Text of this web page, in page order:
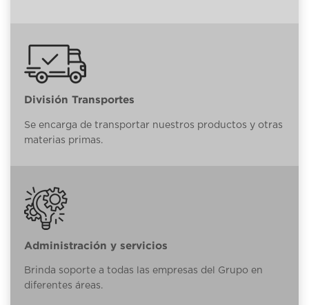
División Transportes
Se encarga de transportar nuestros productos y otras
materias primas.
Administración y servicios
Brinda soporte a todas las empresas del Grupo en
diferentes áreas.